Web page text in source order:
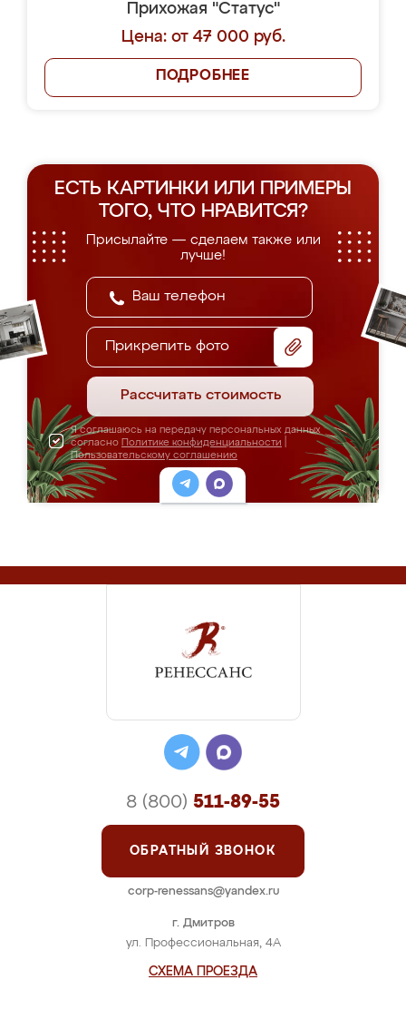
Прихожая "Статус"
Цена: от 47 000 руб.
ПОДРОБНЕЕ
ЕСТЬ КАРТИНКИ ИЛИ ПРИМЕРЫ
ТОГО, ЧТО НРАВИТСЯ?
Присылайте — сделаем также или
лучше!
Прикрепить фото
Рассчитать стоимость
Я соглашаюсь на передачу персональных данных
согласно Политике конфиденциальности
Пользовательскому соглашению
г. Дмитров
ул. Профессиональная, 4А
СХЕМА ПРОЕЗДА
8 (800) 511-89-55
ОБРАТНЫЙ ЗВОНОК
corp-renessans@yandex.ru